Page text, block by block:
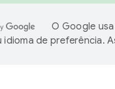
O Google
idioma de preferência.